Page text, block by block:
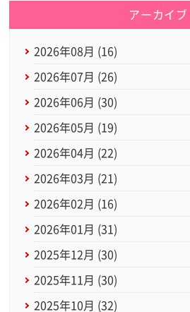
アーカイブ
2026年08月 (16)
2026年07月 (26)
2026年06月 (30)
2026年05月 (19)
2026年04月 (22)
2026年03月 (21)
2026年02月 (16)
2026年01月 (31)
2025年12月 (30)
2025年11月 (30)
2025年10月 (32)